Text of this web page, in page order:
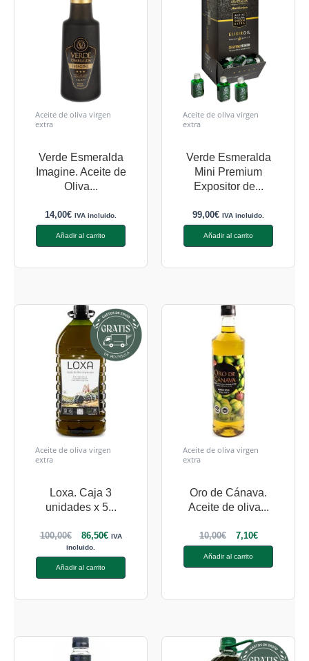
Aceite de oliva virgen
extra
Verde Esmeralda
Imagine. Aceite de
Oliva...
14,00€ IVA incluido.
Añadir al carrito
Aceite de oliva virgen
extra
Verde Esmeralda
Mini Premium
Expositor de...
99,00€ IVA incluido.
Añadir al carrito
Aceite de oliva virgen
extra
Loxa. Caja 3
unidades x 5...
100,00€ 86,50€ IVA
incluido.
Añadir al carrito
Aceite de oliva virgen
extra
Oro de Cánava.
Aceite de oliva...
10,00€ 7,10€
Añadir al carrito